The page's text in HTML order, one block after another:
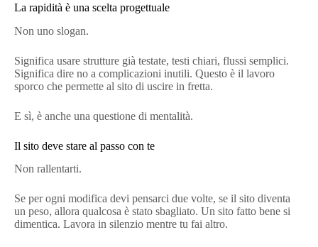
La rapidità è una scelta progettuale
Non uno slogan.
Significa usare strutture già testate, testi chiari, flussi semplici.
Significa dire no a complicazioni inutili. Questo è il lavoro
sporco che permette al sito di uscire in fretta.
E sì, è anche una questione di mentalità.
Il sito deve stare al passo con te
Non rallentarti.
Se per ogni modifica devi pensarci due volte, se il sito diventa
un peso, allora qualcosa è stato sbagliato. Un sito fatto bene si
dimentica. Lavora in silenzio mentre tu fai altro.